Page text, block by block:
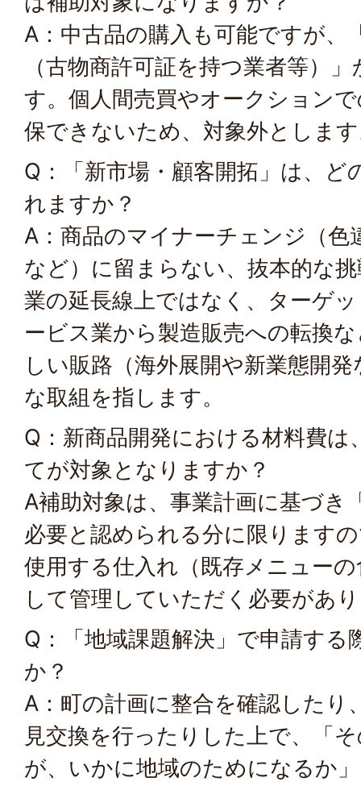
A：中古品の購入も可能ですが、
（古物商許可証を持つ業者等）
す。個人間売買やオークション
保できないため、対象外としま
Q：「新市場・顧客開拓」は、ど
れますか？
A：商品のマイナーチェンジ（色
など）に留まらない、抜本的な
業の延長線上ではなく、ターゲ
ービス業から製造販売への転換
しい販路（海外展開や新業態開
な取組を指します。
Q：新商品開発における材料費は
てが対象となりますか？
A補助対象は、事業計画に基づき
必要と認められる分に限ります
使用する仕入れ（既存メニュー
して管理していただく必要があ
Q：「地域課題解決」で申請す
か？
A：町の計画に整合を確認したり
見交換を行ったりした上で、「
が、いかに地域のためになるか